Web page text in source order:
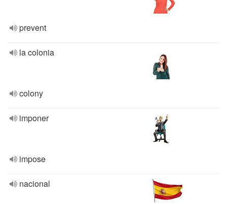
prevent
la colonia
colony
imponer
impose
nacional